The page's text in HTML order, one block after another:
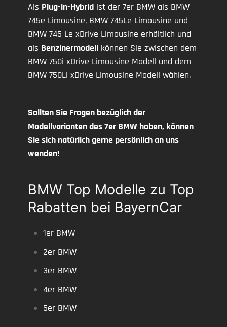
Als Plug-in-Hybrid ist der 7er BMW als BMW
745e Limousine, BMW 745Le Limousine und
BMW 745 Le xDrive Limousine erhältlich und
als Benzinermodell können Sie zwischen dem
BMW 750i xDrive Limousine Modell und dem
BMW 750Li xDrive Limousine Modell wählen.
Sollten Sie Fragen bezüglich der
Modellvarianten des 7er BMW haben, können
Sie sich natürlich gerne persönlich an uns
wenden!
BMW Top Modelle zu Top
Rabatten bei BayernCar
1er BMW
2er BMW
3er BMW
4er BMW
5er BMW